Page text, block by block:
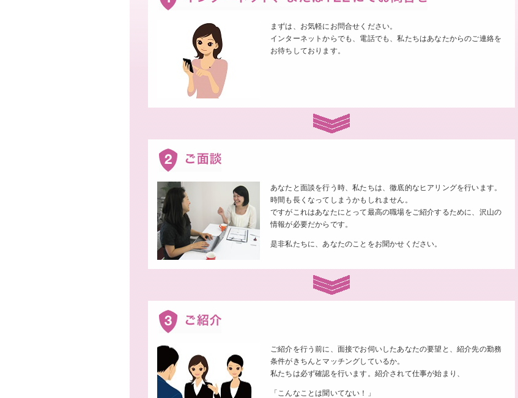
まずは、お気軽にお問合せください。
インターネットからでも、電話でも、私たちはあなたからのご連絡を
お待ちしております。
あなたと面談を行う時、私たちは、徹底的なヒアリングを行います。
時間も長くなってしまうかもしれません。
ですがこれはあなたにとって最高の職場をご紹介するために、沢山の
情報が必要だからです。
是非私たちに、あなたのことをお聞かせください。
ご紹介を行う前に、面接でお伺いしたあなたの要望と、紹介先の勤務
条件がきちんとマッチングしているか。
私たちは必ず確認を行います。紹介されて仕事が始まり、
「こんなことは聞いてない！」